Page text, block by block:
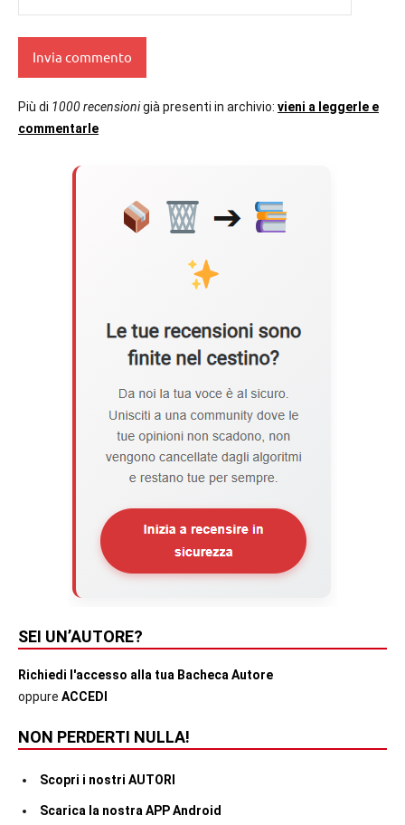
Più di 1000 recensionigià presenti in archivio: vieni a leggerle e
commentarle
SEI UN’AUTORE?
Richiedi l'accesso alla tua Bacheca Autore
oppure ACCEDI
NON PERDERTI NULLA!
Scopri i nostri AUTORI
Scarica la nostra APP Android